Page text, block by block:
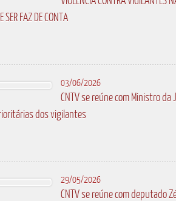
SER FAZ DE CONTA
03/06/2026
CNTV se reúne com Ministro da
dos vigilantes
29/05/2026
CNTV se reúne com deputado